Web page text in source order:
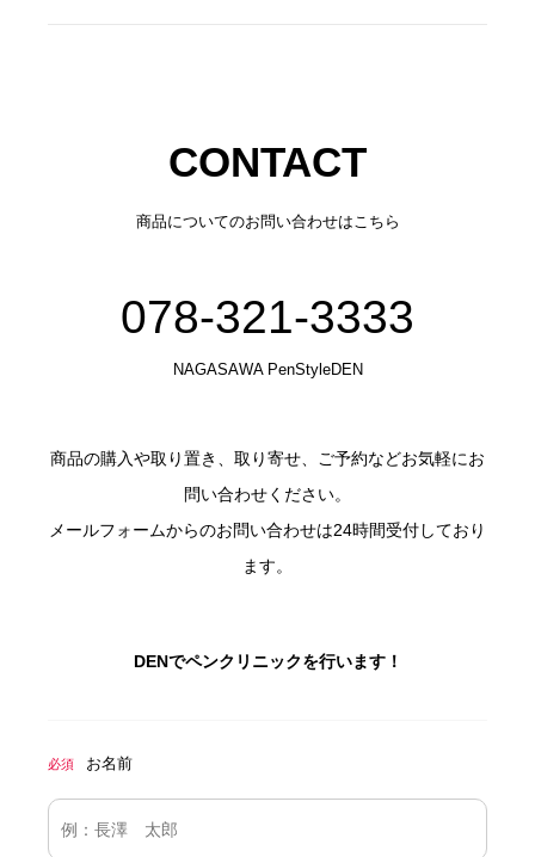
CONTACT
商品についてのお問い合わせはこちら
078-321-3333
NAGASAWA PenStyleDEN
商品の購入や取り置き、取り寄せ、ご予約などお気軽にお
問い合わせください。
メールフォームからのお問い合わせは24時間受付しており
ます。
DENでペンクリニックを行います！
必須 お名前